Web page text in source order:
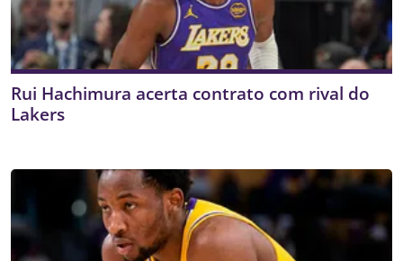
Rui Hachimura acerta contrato com rival do
Lakers